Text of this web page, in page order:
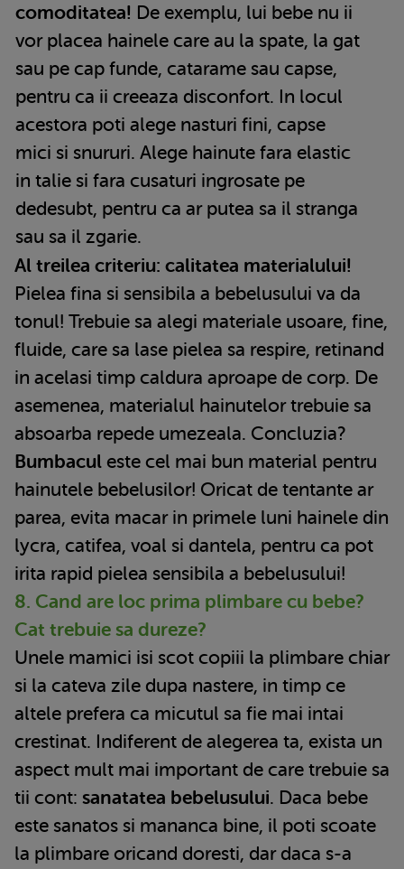
comoditatea! De exemplu, lui bebe nu ii
vor placea hainele care au la spate, la gat
sau pe cap funde, catarame sau capse,
pentru ca ii creeaza disconfort. In locul
acestora poti alege nasturi fini, capse
mici si snururi. Alege hainute fara elastic
in talie si fara cusaturi ingrosate pe
dedesubt, pentru ca ar putea sa il stranga
sau sa il zgarie.
Al treilea criteriu: calitatea materialului!
Pielea fina si sensibila a bebelusului va da
tonul! Trebuie sa alegi materiale usoare, fine,
fluide, care sa lase pielea sa respire, retinand
in acelasi timp caldura aproape de corp. De
asemenea, materialul hainutelor trebuie sa
absoarba repede umezeala. Concluzia?
Bumbacul este cel mai bun material pentru
hainutele bebelusilor! Oricat de tentante ar
parea, evita macar in primele luni hainele din
lycra, catifea, voal si dantela, pentru ca pot
irita rapid pielea sensibila a bebelusului!
8. Cand are loc prima plimbare cu bebe?
Cat trebuie sa dureze?
Unele mamici isi scot copiii la plimbare chiar
si la cateva zile dupa nastere, in timp ce
altele prefera ca micutul sa fie mai intai
crestinat. Indiferent de alegerea ta, exista un
aspect mult mai important de care trebuie sa
tii cont: sanatatea bebelusului. Daca bebe
este sanatos si mananca bine, il poti scoate
la plimbare oricand doresti, dar daca s-a